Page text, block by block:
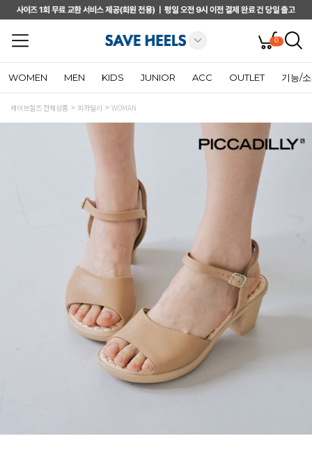
0
WOMEN MEN KIDS JUNIOR ACC OUTLET 기능/
세이브힐즈 전체상품 피카딜리 WOMAN